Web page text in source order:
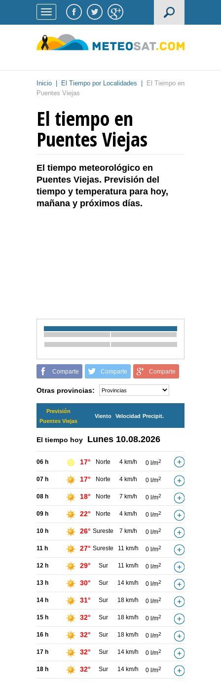
Inicio El Tiempo por Localidades
El Tiempo en
Puentes Viejas
El tiempo en
Puentes Viejas
El tiempo meteorológico en
Puentes Viejas. Previsión del
tiempo y temperatura para hoy,
mañana y próximos días.
Comparte Comparte Comparte
Otras provincias:
Previsión
Puentes Viejas
Viento Velocidad Precipit.
El tiempo hoy Lunes 10.08.2026
06 h 17° Norte 4 km/h 0 l/m2
07 h 17° Norte 4 km/h 0 l/m2
08 h 18° Norte 7 km/h 0 l/m2
09 h 22° Norte 4 km/h 0 l/m2
10 h 26° Sureste 7 km/h 0 l/m2
11 h 27° Sureste 11 km/h 0 l/m2
12 h 29° Sur 11 km/h 0 l/m2
13 h 30° Sur 14 km/h 0 l/m2
14 h 31° Sur 18 km/h 0 l/m2
15 h 32° Sur 18 km/h 0 l/m2
16 h 32° Sur 18 km/h 0 l/m2
17 h 32° Sur 14 km/h 0 l/m2
18 h 32° Sur 14 km/h 0 l/m2